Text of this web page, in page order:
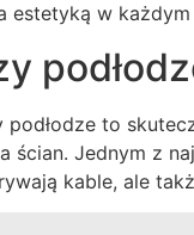
estetyką w
to
ścian. Jednym z
kable, ale